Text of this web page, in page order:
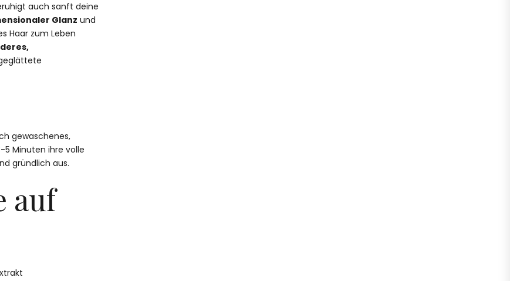
auch sanft deine
Glanz und
Haar zum Leben
gewaschenes,
5 Minuten ihre volle
gründlich aus.
auf